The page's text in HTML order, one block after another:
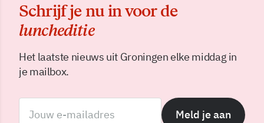
Schrijf je nu in voor de
luncheditie
Het laatste nieuws uit Groningen elke middag in
je mailbox.
Meld je aan